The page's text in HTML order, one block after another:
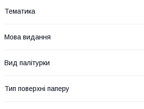
Тематика
Мова видання
Вид палітурки
Тип поверхні паперу